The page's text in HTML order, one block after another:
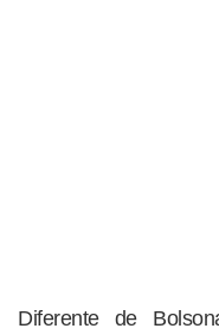
Diferente de